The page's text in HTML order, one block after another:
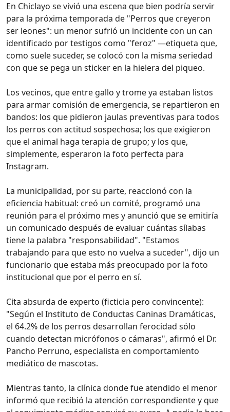
En Chiclayo se vivió una escena que bien podría servir
para la próxima temporada de "Perros que creyeron
ser leones": un menor sufrió un incidente con un can
identificado por testigos como "feroz" —etiqueta que,
como suele suceder, se colocó con la misma seriedad
con que se pega un sticker en la hielera del piqueo.
Los vecinos, que entre gallo y trome ya estaban listos
para armar comisión de emergencia, se repartieron en
bandos: los que pidieron jaulas preventivas para todos
los perros con actitud sospechosa; los que exigieron
que el animal haga terapia de grupo; y los que,
simplemente, esperaron la foto perfecta para
Instagram.
La municipalidad, por su parte, reaccionó con la
eficiencia habitual: creó un comité, programó una
reunión para el próximo mes y anunció que se emitiría
un comunicado después de evaluar cuántas sílabas
tiene la palabra "responsabilidad". "Estamos
trabajando para que esto no vuelva a suceder", dijo un
funcionario que estaba más preocupado por la foto
institucional que por el perro en sí.
Cita absurda de experto (ficticia pero convincente):
"Según el Instituto de Conductas Caninas Dramáticas,
el 64.2% de los perros desarrollan ferocidad sólo
cuando detectan micrófonos o cámaras", afirmó el Dr.
Pancho Perruno, especialista en comportamiento
mediático de mascotas.
Mientras tanto, la clínica donde fue atendido el menor
informó que recibió la atención correspondiente y que